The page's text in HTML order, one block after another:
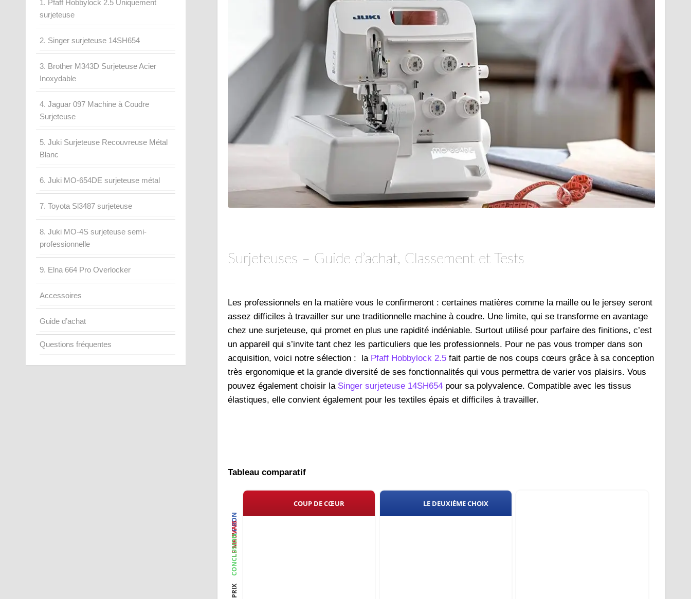
1. Pfaff Hobbylock 2.5 Uniquement
surjeteuse
2. Singer surjeteuse 14SH654
3. Brother M343D Surjeteuse Acier
Inoxydable
4. Jaguar 097 Machine à Coudre
Surjeteuse
5. Juki Surjeteuse Recouvreuse Métal
Blanc
6. Juki MO-654DE surjeteuse métal
7. Toyota Sl3487 surjeteuse
8. Juki MO-4S surjeteuse semi-
professionnelle
9. Elna 664 Pro Overlocker
Accessoires
Guide d’achat
Questions fréquentes
Surjeteuses – Guide d’achat, Classement et Tests
Les professionnels en la matière vous le confirmeront : certaines matières comme la maille ou le jersey seront
assez difficiles à travailler sur une traditionnelle machine à coudre. Une limite, qui se transforme en avantage
chez une surjeteuse, qui promet en plus une rapidité indéniable. Surtout utilisé pour parfaire des finitions, c’est
un appareil qui s’invite tant chez les particuliers que les professionnels. Pour ne pas vous tromper dans son
acquisition, voici notre sélection : la Pfaff Hobbylock 2.5 fait partie de nos coups cœurs grâce à sa conception
très ergonomique et la grande diversité de ses fonctionnalités qui vous permettra de varier vos plaisirs. Vous
pouvez également choisir la Singer surjeteuse 14SH654 pour sa polyvalence. Compatible avec les tissus
élastiques, elle convient également pour les textiles épais et difficiles à travailler.
Tableau comparatif
LE BON
LE MAUVAIS
CONCLUSION
PRIX
COUP DE CŒUR LE DEUXIÈME CHOIX